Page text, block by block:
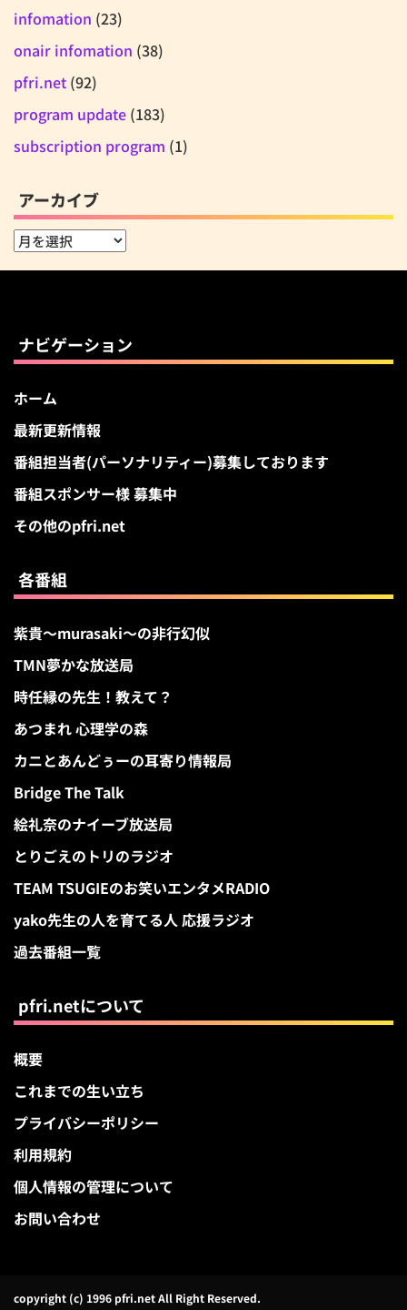
infomation (23)
onair infomation (38)
pfri.net (92)
program update (183)
subscription program (1)
アーカイブ
ア
ナビゲーション
ホーム
最新更新情報
番組担当者(パーソナリティー)募集しております
番組スポンサー様 募集中
その他のpfri.net
各番組
紫貴～murasaki～の非行幻似
TMN夢かな放送局
時任縁の先生！教えて？
あつまれ 心理学の森
カニとあんどぅーの耳寄り情報局
Bridge The Talk
絵礼奈のナイーブ放送局
とりごえのトリのラジオ
TEAM TSUGIEのお笑いエンタメRADIO
yako先生の人を育てる人 応援ラジオ
過去番組一覧
pfri.netについて
概要
これまでの生い立ち
プライバシーポリシー
利用規約
個人情報の管理について
お問い合わせ
copyright (c) 1996 pfri.net All Right Reserved.